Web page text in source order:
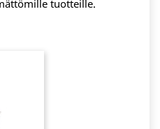
tuotteille.